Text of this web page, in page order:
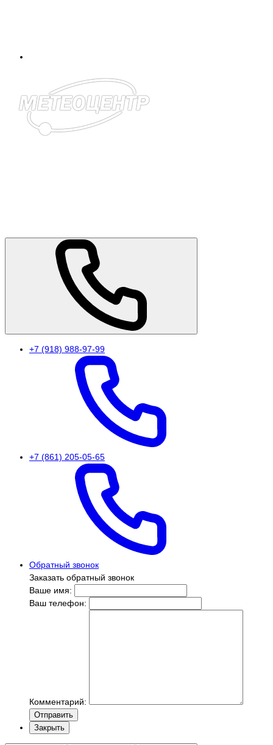
+7 (918) 988-97-99
+7 (861) 205-05-65
Обратный звонок
Заказать обратный звонок
Ваше имя:
Ваш телефон:
Комментарий:
Отправить
Закрыть